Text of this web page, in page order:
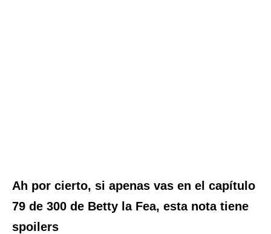
Ah por cierto, si apenas vas en el capítulo
79 de 300 de Betty la Fea, esta nota tiene
spoilers